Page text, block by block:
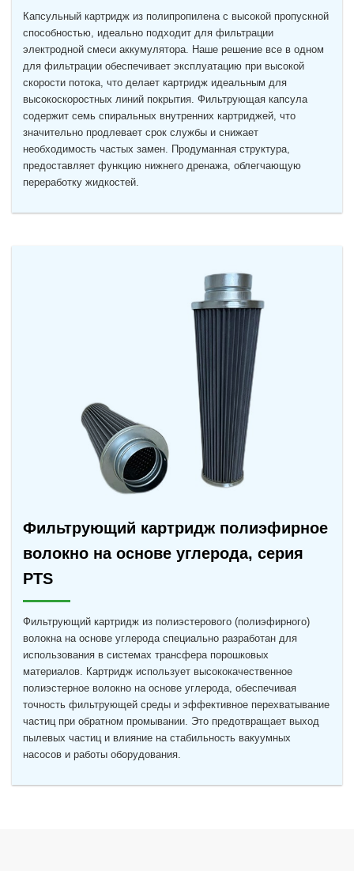
Капсульный картридж из полипропилена с высокой пропускной
способностью, идеально подходит для фильтрации
электродной смеси аккумулятора. Наше решение все в одном
для фильтрации обеспечивает эксплуатацию при высокой
скорости потока, что делает картридж идеальным для
высокоскоростных линий покрытия. Фильтрующая капсула
содержит семь спиральных внутренних картриджей, что
значительно продлевает срок службы и снижает
необходимость частых замен. Продуманная структура,
предоставляет функцию нижнего дренажа, облегчающую
переработку жидкостей.
Фильтрующий картридж полиэфирное
волокно на основе углерода, серия
PTS
Фильтрующий картридж из полиэстерового (полиэфирного)
волокна на основе углерода специально разработан для
использования в системах трансфера порошковых
материалов. Картридж использует высококачественное
полиэстерное волокно на основе углерода, обеспечивая
точность фильтрующей среды и эффективное перехватывание
частиц при обратном промывании. Это предотвращает выход
пылевых частиц и влияние на стабильность вакуумных
насосов и работы оборудования.